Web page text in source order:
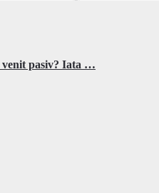
venit pasiv? Iata …